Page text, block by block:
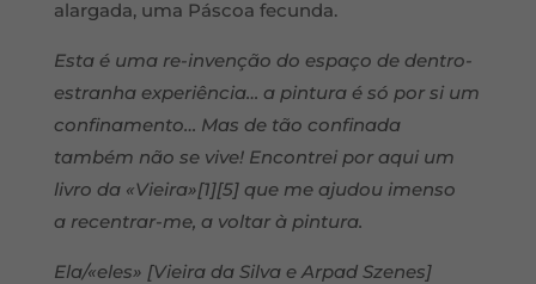
alargada, uma Páscoa fecunda.
Esta é uma re-invenção do espaço de dentro-
estranha experiência… a pintura é só por si um
confinamento… Mas de tão confinada
também não se vive! Encontrei por aqui um
livro da «Vieira»[1][5] que me ajudou imenso
a recentrar-me, a voltar à pintura.
Ela/«eles» [Vieira da Silva e Arpad Szenes]